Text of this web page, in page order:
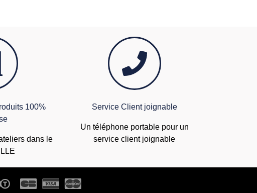
100%
dans le
Service Client joignable
Un téléphone portable pour un
service client joignable